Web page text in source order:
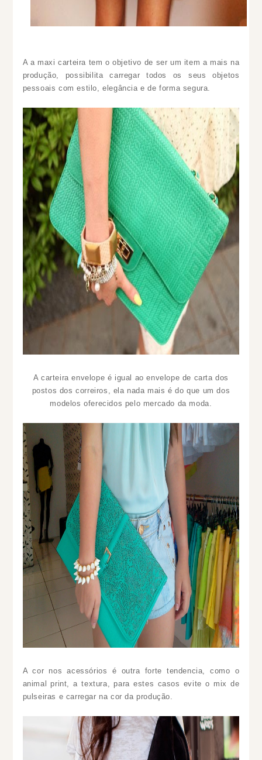
A a maxi carteira tem o objetivo de ser um item a mais na
produção, possibilita carregar todos os seus objetos
pessoais com estilo, elegância e de forma segura.
A carteira envelope é igual ao envelope de carta dos
postos dos correiros, ela nada mais é do que um dos
modelos oferecidos pelo mercado da moda.
A cor nos acessórios é outra forte tendencia, como o
animal print, a textura, para estes casos evite o mix de
pulseiras e carregar na cor da produção.